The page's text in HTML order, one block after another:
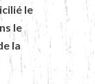
le
le
la